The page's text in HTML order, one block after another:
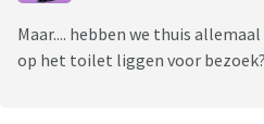
Maar.... hebben we thuis
op het toilet liggen voor